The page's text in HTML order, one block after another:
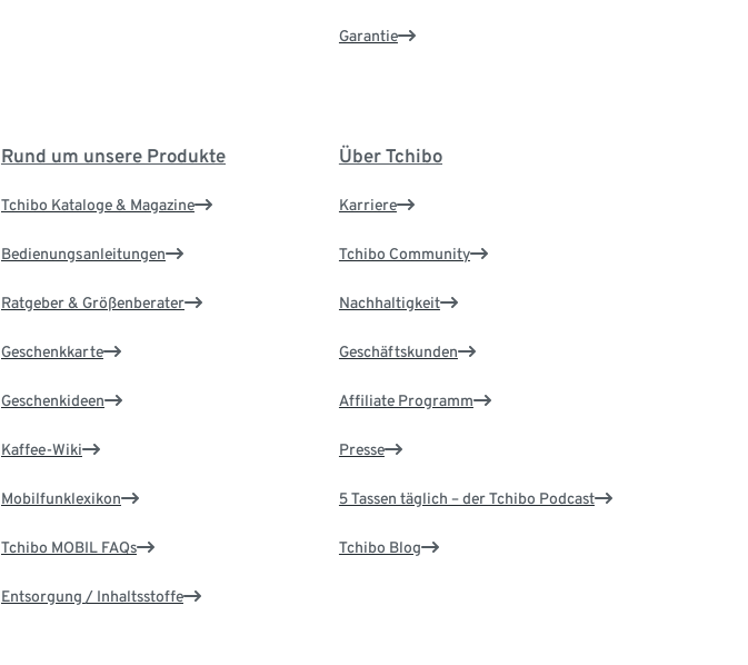
Garantie
Rund um unsere Produkte
Tchibo Kataloge & Magazine
Bedienungsanleitungen
Ratgeber & Größenberater
Geschenkkarte
Geschenkideen
Kaffee-Wiki
Mobilfunklexikon
Tchibo MOBIL FAQs
Entsorgung / Inhaltsstoffe
Über Tchibo
Karriere
Tchibo Community
Nachhaltigkeit
Geschäftskunden
Affiliate Programm
Presse
5 Tassen täglich – der Tchibo Podcast
Tchibo Blog